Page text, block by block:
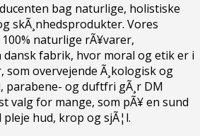
bag naturlige, holistiske
skÃ¸nhedsprodukter. Vores
naturlige rÃ¥varer,
dansk fabrik, hvor moral og etik er i
som overvejende Ã¸kologisk og
parabene- og duftfri gÃ¸r DM
valg for mange, som pÃ¥ en sund
hud, krop og sjÃ¦l.